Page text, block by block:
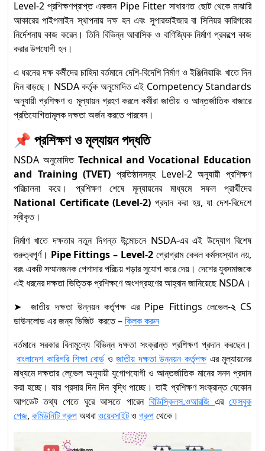
Level-2 প্রশিক্ষণপ্রাপ্ত একজন Pipe Fitter সাধারণত ছোট থেকে মাঝারি
আকারের পাইপলাইন স্থাপনায় দক্ষ হন এবং সুপারভাইজার বা সিনিয়র কারিগরের
নির্দেশনায় কাজ করেন। তিনি বিভিন্ন আবাসিক ও বাণিজ্যিক নির্মাণ প্রকল্পে কাজ
করার উপযোগী হন।
এ ধরনের দক্ষ কর্মীদের চাহিদা বর্তমানে দেশি-বিদেশি নির্মাণ ও ইঞ্জিনিয়ারিং খাতে দিন
দিন বাড়ছে। NSDA কর্তৃক অনুমোদিত এই Competency Standards
অনুযায়ী প্রশিক্ষণ ও মূল্যায়ন গ্রহণ করলে কর্মীরা জাতীয় ও আন্তর্জাতিক বাজারে
প্রতিযোগিতামূলক দক্ষতা অর্জন করতে পারবেন।
📌 প্রশিক্ষণ ও মূল্যায়ন পদ্ধতি
NSDA অনুমোদিত Technical and Vocational Education
and Training (TVET) প্রতিষ্ঠানসমূহ Level-2 অনুযায়ী প্রশিক্ষণ
পরিচালনা করে। প্রশিক্ষণ শেষে মূল্যায়নের মাধ্যমে সফল প্রার্থীদের
National Certificate (Level-2) প্রদান করা হয়, যা দেশ-বিদেশে
স্বীকৃত।
নির্মাণ খাতে দক্ষতার নতুন দিগন্ত উন্মোচনে NSDA-এর এই উদ্যোগ বিশেষ
গুরুত্বপূর্ণ। Pipe Fittings – Level-2 প্রোগ্রাম কেবল কর্মসংস্থান নয়,
বরং একটি সম্মানজনক পেশাদার পরিচয় গড়ার সুযোগ করে দেয়। দেশের যুবসমাজকে
এই ধরনের দক্ষতা ভিত্তিক প্রশিক্ষণে অংশগ্রহণের আহ্বান জানিয়েছে NSDA।
➤ জাতীয় দক্ষতা উন্নয়ন কর্তৃপক্ষ এর Pipe Fittings লেভেল-২CS
ডাউনলোড এর জন্য ভিজিট করতে –ক্লিক করুন
বর্তমানে সরকার বিনামূল্যে বিভিন্ন দক্ষতা সংক্রান্ত প্রশিক্ষণ প্রদান করছেন।
বাংলাদেশ কারিগরি শিক্ষা বোর্ডওজাতীয় দক্ষতা উন্নয়ন কর্তৃপক্ষএর মূল্যায়নের
মাধ্যমে দক্ষতার লে্ভেল অনুযায়ী যুগোপযোগী ও আন্তর্জাতিক মানের সনদ প্রদান
করা হচ্ছে। যার প্রসার দিন দিন বৃদ্ধি পাচ্ছে। তাই প্রশিক্ষণ সংক্রান্ত যেকোন
আপডেট তথ্য পেতে ঘুরে আসতে পারেন বিডিস্কিলস.ওআরজি এরফেসবুক
পেজ, কমিউনিটি গ্রুপঅথবাওয়েবসাইটও গ্রুপথেকে।